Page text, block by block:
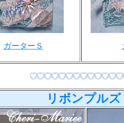
ガーターＳ
リボンプル